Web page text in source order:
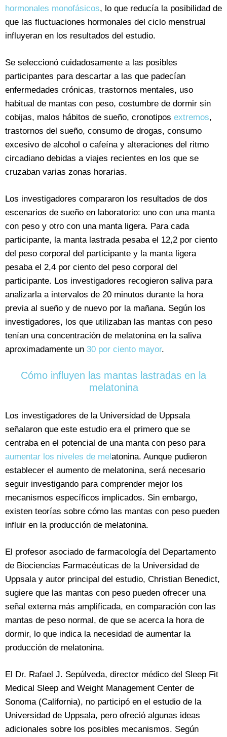
hormonales monofásicos, lo que reducía la posibilidad de
que las fluctuaciones hormonales del ciclo menstrual
influyeran en los resultados del estudio.
Se seleccionó cuidadosamente a las posibles
participantes para descartar a las que padecían
enfermedades crónicas, trastornos mentales, uso
habitual de mantas con peso, costumbre de dormir sin
cobijas, malos hábitos de sueño, cronotipos extremos,
trastornos del sueño, consumo de drogas, consumo
excesivo de alcohol o cafeína y alteraciones del ritmo
circadiano debidas a viajes recientes en los que se
cruzaban varias zonas horarias.
Los investigadores compararon los resultados de dos
escenarios de sueño en laboratorio: uno con una manta
con peso y otro con una manta ligera. Para cada
participante, la manta lastrada pesaba el 12,2 por ciento
del peso corporal del participante y la manta ligera
pesaba el 2,4 por ciento del peso corporal del
participante. Los investigadores recogieron saliva para
analizarla a intervalos de 20 minutos durante la hora
previa al sueño y de nuevo por la mañana. Según los
investigadores, los que utilizaban las mantas con peso
tenían una concentración de melatonina en la saliva
aproximadamente un 30 por ciento mayor.
Cómo influyen las mantas lastradas en la
melatonina
Los investigadores de la Universidad de Uppsala
señalaron que este estudio era el primero que se
centraba en el potencial de una manta con peso para
aumentar los niveles de melatonina. Aunque pudieron
establecer el aumento de melatonina, será necesario
seguir investigando para comprender mejor los
mecanismos específicos implicados. Sin embargo,
existen teorías sobre cómo las mantas con peso pueden
influir en la producción de melatonina.
El profesor asociado de farmacología del Departamento
de Biociencias Farmacéuticas de la Universidad de
Uppsala y autor principal del estudio, Christian Benedict,
sugiere que las mantas con peso pueden ofrecer una
señal externa más amplificada, en comparación con las
mantas de peso normal, de que se acerca la hora de
dormir, lo que indica la necesidad de aumentar la
producción de melatonina.
El Dr. Rafael J. Sepúlveda, director médico del Sleep Fit
Medical Sleep and Weight Management Center de
Sonoma (California), no participó en el estudio de la
Universidad de Uppsala, pero ofreció algunas ideas
adicionales sobre los posibles mecanismos. Según